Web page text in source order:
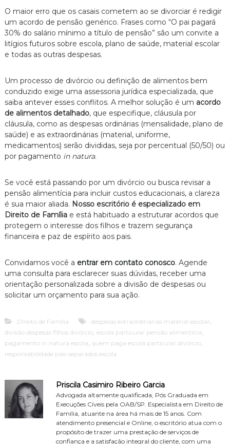
O maior erro que os casais cometem ao se divorciar é redigir
um acordo de pensão genérico. Frases como “O pai pagará
30% do salário mínimo a título de pensão” são um convite a
litígios futuros sobre escola, plano de saúde, material escolar
e todas as outras despesas.
Um processo de divórcio ou definição de alimentos bem
conduzido exige uma assessoria jurídica especializada, que
saiba antever esses conflitos. A melhor solução é um acordo
de alimentos detalhado, que especifique, cláusula por
cláusula, como as despesas ordinárias (mensalidade, plano de
saúde) e as extraordinárias (material, uniforme,
medicamentos) serão divididas, seja por percentual (50/50) ou
por pagamento in natura.
Se você está passando por um divórcio ou busca revisar a
pensão alimentícia para incluir custos educacionais, a clareza
é sua maior aliada. Nosso escritório é especializado em
Direito de Famíliae está habituado a estruturar acordos que
protegem o interesse dos filhos e trazem segurança
financeira e paz de espírito aos pais.
Convidamos você a entrar em contato conosco. Agende
uma consulta para esclarecer suas dúvidas, receber uma
orientação personalizada sobre a divisão de despesas ou
solicitar um orçamento para sua ação.
DIreito de Família despesas extraordinárias material escolar,
divisão despesas filhos divórcio, escola particular pensão alimentícia,
pagamento in natura escola, quem paga escola particular divórcio,
responsabilidade pais separados escola
Priscila Casimiro Ribeiro Garcia
Advogada altamente qualificada, Pós Graduada em
Execuções Cíveis pela OAB/SP. Especialista em Direito de
Família, atuante na área há mais de 15 anos. Com
atendimento presencial e Online, o escritório atua com o
propósito de trazer uma prestação de serviços de
confiança e a satisfação integral do cliente, com uma